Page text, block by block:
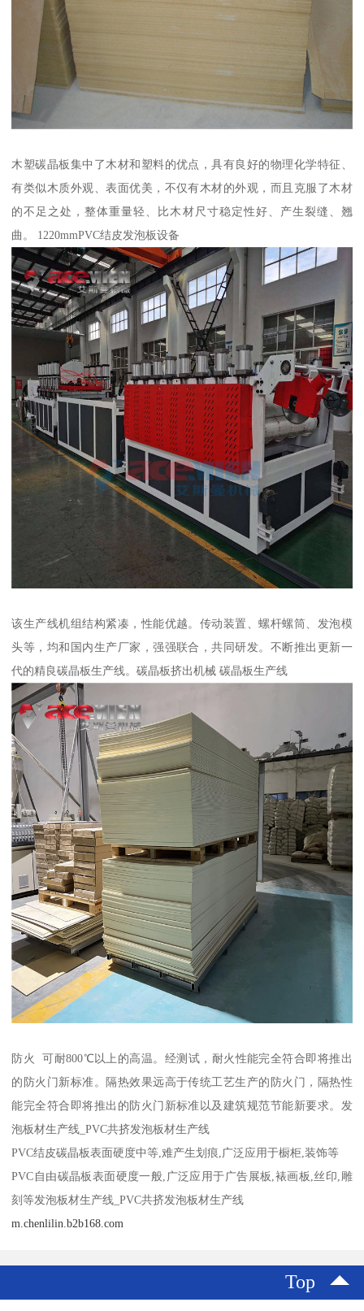
木塑碳晶板集中了木材和塑料的优点，具有良好的物理化学特征、
有类似木质外观、表面优美，不仅有木材的外观，而且克服了木材
的不足之处，整体重量轻、比木材尺寸稳定性好、产生裂缝、翘
曲。 1220mmPVC结皮发泡板设备
该生产线机组结构紧凑，性能优越。传动装置、螺杆螺筒、发泡模
头等，均和国内生产厂家，强强联合，共同研发。不断推出更新一
代的精良碳晶板生产线。碳晶板挤出机械 碳晶板生产线
防火 可耐800℃以上的高温。经测试，耐火性能完全符合即将推出
的防火门新标准。隔热效果远高于传统工艺生产的防火门，隔热性
能完全符合即将推出的防火门新标准以及建筑规范节能新要求。发
泡板材生产线_PVC共挤发泡板材生产线
PVC结皮碳晶板表面硬度中等,难产生划痕,广泛应用于橱柜,装饰等
PVC自由碳晶板表面硬度一般,广泛应用于广告展板,裱画板,丝印,雕
刻等发泡板材生产线_PVC共挤发泡板材生产线
m.chenlilin.b2b168.com
Top